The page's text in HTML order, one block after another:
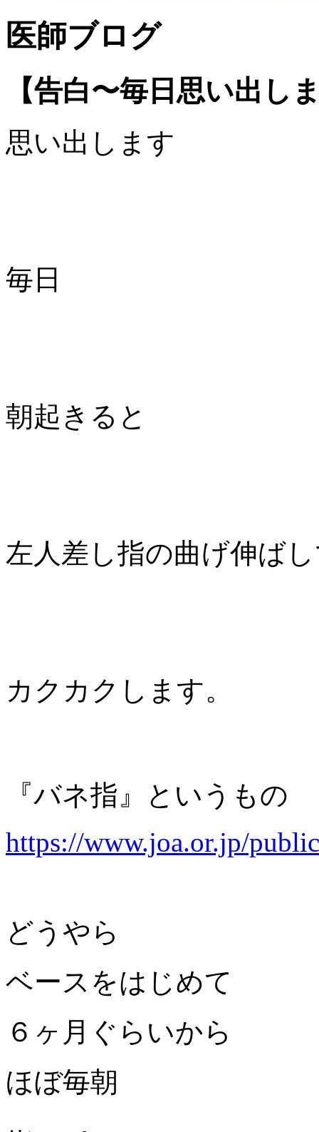
医師ブログ
【告白〜毎日思い出し
思い出します
毎日
朝起きると
左人差し指の曲げ伸ば
カクカクします。
『バネ指』というもの
https://www.joa.or.jp/
どうやら
ベースをはじめて
６ヶ月ぐらいから
ほぼ毎朝